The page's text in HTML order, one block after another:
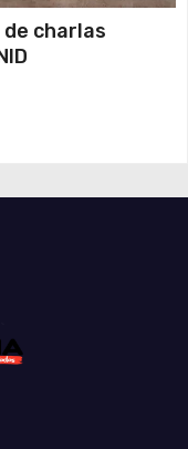
charlas